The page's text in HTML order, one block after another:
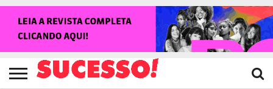
NOTÍCIAS
SHOWS
ENTREVISTAS
CLIQUES
RANKING
CROWLEY
TV
SUCESSO!
REVISTA
SUCESSO!